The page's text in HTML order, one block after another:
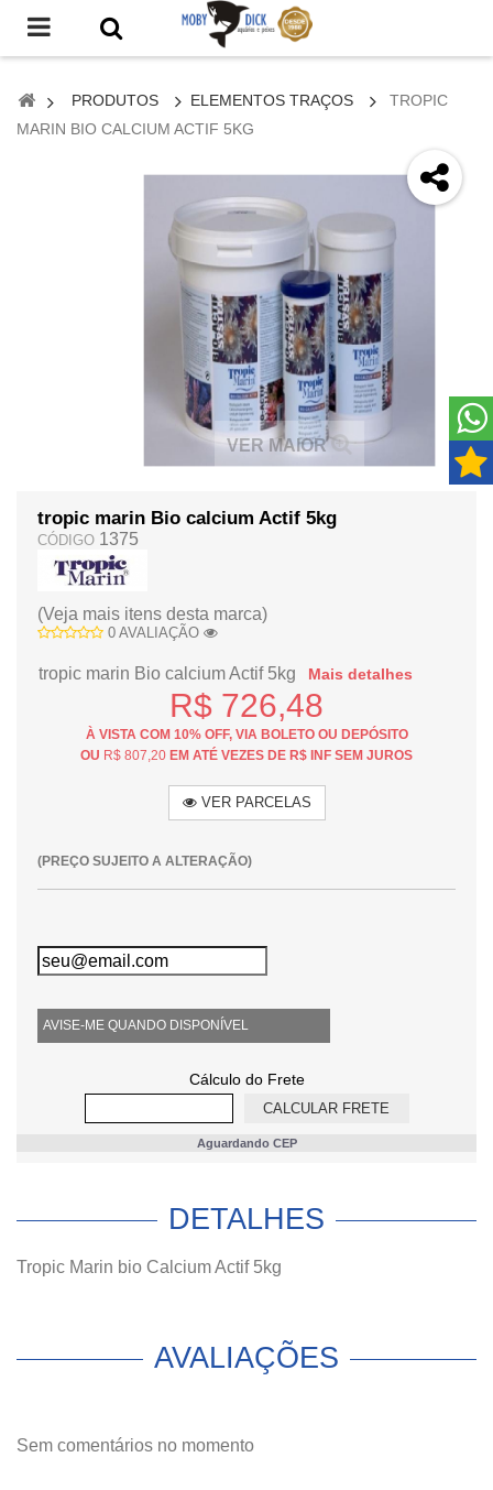
PRODUTOS ELEMENTOS TRAÇOS
TROPIC
MARIN BIO CALCIUM ACTIF 5KG
VER MAIOR
tropic marin Bio calcium Actif 5kg
CÓDIGO 1375
(Veja mais itens desta marca)
0 AVALIAÇÃO
tropic marin Bio calcium Actif 5kg Mais detalhes
R$ 726,48
À VISTA COM 10% OFF, VIA BOLETO OU DEPÓSITO
OU R$ 807,20 EM ATÉ VEZES DE R$ INF SEM JUROS
VER PARCELAS
(PREÇO SUJEITO A ALTERAÇÃO)
AVISE-ME QUANDO DISPONÍVEL
Cálculo do Frete
Aguardando CEP
DETALHES
Tropic Marin bio Calcium Actif 5kg
AVALIAÇÕES
Sem comentários no momento